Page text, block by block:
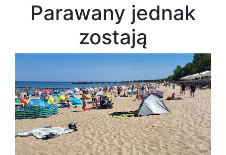
Parawany jednak
zostają